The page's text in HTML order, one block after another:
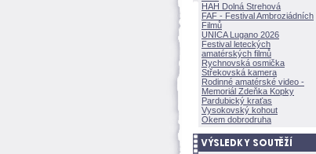
HAH Dolná Strehov
FAF - Festival Ambroziádních
Filmů
UNICA Lugano 2026
Festival leteckých
amatérských filmů
Rychnovská osmička
Střekovská kamera
Rodinné amatérské video -
Memoriál Zdeňka Kopky
Pardubický kraťas
Vysokovský kohout
Okem dobrodruha